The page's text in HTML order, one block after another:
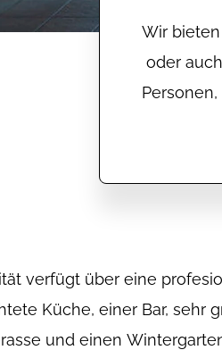
Wir
oder
verfügt über eine
Küche, einer Bar, sehr
und einen
und Biosfera Val
genügend vorhanden, gerne